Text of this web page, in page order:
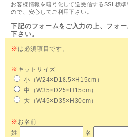
お客様情報を暗号化して送受信するSSL標
ので、安心してご利用下さい。
下記のフォームをご入力の上、フォ
下さい。
※ は必須項目です。
※ キットサイズ
小（W24×D18.5×H15cm）
中（W35×D25×H15cm）
大（W45×D35×H30cm）
※ お名前
姓
名